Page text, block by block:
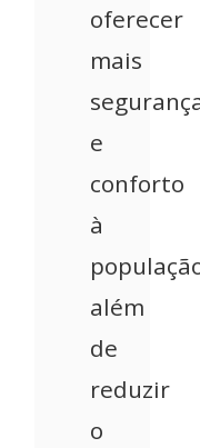
oferecer
mais
e
conforto
à
além
de
reduzir
o